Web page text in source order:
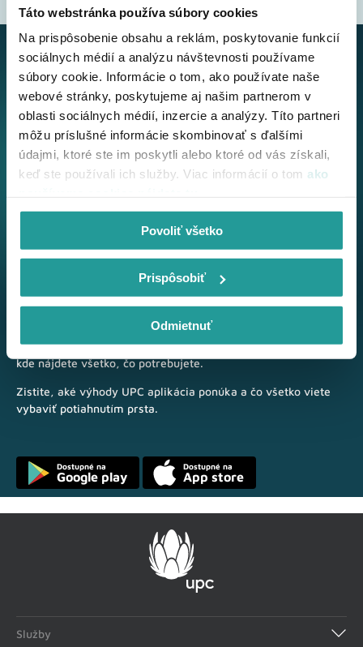
Táto webstránka používa súbory cookies
Na prispôsobenie obsahu a reklám, poskytovanie funkcií
sociálnych médií a analýzu návštevnosti používame
súbory cookie. Informácie o tom, ako používate naše
webové stránky, poskytujeme aj našim partnerom v
oblasti sociálnych médií, inzercie a analýzy. Títo partneri
môžu príslušné informácie skombinovať s ďalšími
údajmi, ktoré ste im poskytli alebo ktoré od vás získali,
keď ste používali ich služby. Viac informácií o tom ako
Povoliť všetko
Prispôsobiť
Odmietnuť
Nová aplikácia
Moje UPC
Od teraz máte celú pobočku UPC vo svojom mobile,
kde nájdete všetko, čo potrebujete.
Zistite, aké výhody UPC aplikácia ponúka a čo všetko viete
vybaviť potiahnutím prsta.
Dostupné na
Google play
Dostupné na
App store
Služby